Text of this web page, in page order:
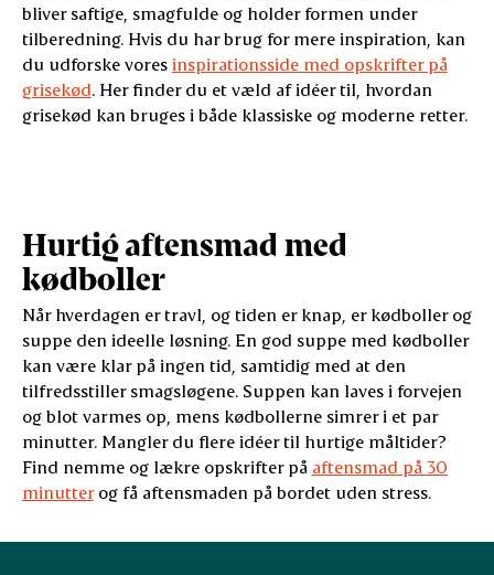
bliver saftige, smagfulde og holder formen under
tilberedning. Hvis du har brug for mere inspiration, kan
du udforske vores inspirationsside med opskrifter på
grisekød. Her finder du et væld af idéer til, hvordan
grisekød kan bruges i både klassiske og moderne retter.
Hurtig aftensmad med
kødboller
Når hverdagen er travl, og tiden er knap, er kødboller og
suppe den ideelle løsning. En god suppe med kødboller
kan være klar på ingen tid, samtidig med at den
tilfredsstiller smagsløgene. Suppen kan laves i forvejen
og blot varmes op, mens kødbollerne simrer i et par
minutter. Mangler du flere idéer til hurtige måltider?
Find nemme og lækre opskrifter på aftensmad på 30
minutterog få aftensmaden på bordet uden stress.